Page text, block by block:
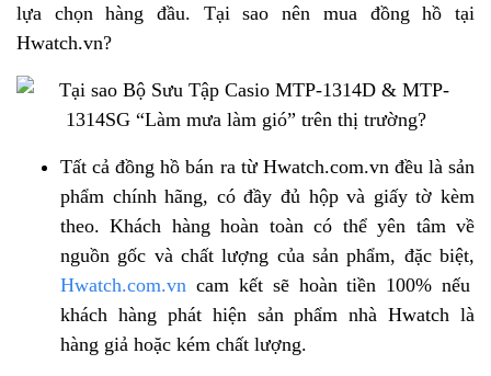
lựa chọn hàng đầu. Tại sao nên mua đồng hồ tại
Hwatch.vn?
Tất cả đồng hồ bán ra từ Hwatch.com.vn đều là sản
phẩm chính hãng, có đầy đủ hộp và giấy tờ kèm
theo. Khách hàng hoàn toàn có thể yên tâm về
nguồn gốc và chất lượng của sản phẩm, đặc biệt,
Hwatch.com.vn cam kết sẽ hoàn tiền 100% nếu
khách hàng phát hiện sản phẩm nhà Hwatch là
hàng giả hoặc kém chất lượng.